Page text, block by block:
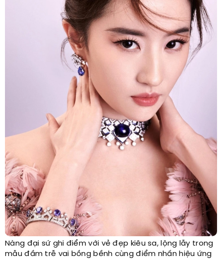
Nàng đại sứ ghi điểm với vẻ đẹp kiêu sa, lộng lẫy trong
mẫu đầm trễ vai bồng bềnh cùng điểm nhấn hiệu ứng